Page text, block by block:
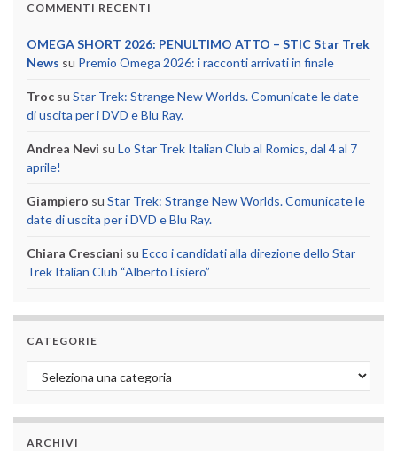
COMMENTI RECENTI
OMEGA SHORT 2026: PENULTIMO ATTO – STIC Star Trek
News su Premio Omega 2026: i racconti arrivati in finale
Troc su Star Trek: Strange New Worlds. Comunicate le date
di uscita per i DVD e Blu Ray.
Andrea Nevi su Lo Star Trek Italian Club al Romics, dal 4 al 7
aprile!
Giampiero su Star Trek: Strange New Worlds. Comunicate le
date di uscita per i DVD e Blu Ray.
Chiara Cresciani su Ecco i candidati alla direzione dello Star
Trek Italian Club “Alberto Lisiero”
CATEGORIE
Categorie
ARCHIVI